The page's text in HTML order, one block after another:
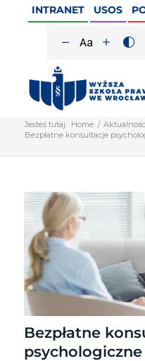
INTRANET USOS
Jesteś tutaj: Home /
Bezpłatne konsultacje
Bezpłatne
psychologiczne